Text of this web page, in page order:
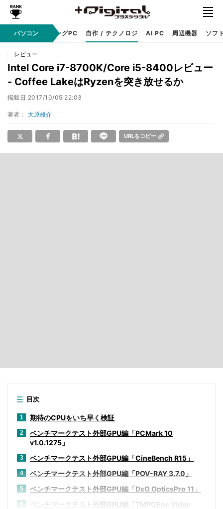
パソコン
PC本体 ゲーミングPC 自作 / テクノロジ AI PC 周辺機器 ソフ
レビュー
Intel Core i7-8700K/Core i5-8400レビュー
- Coffee LakeはRyzenを突き放せるか
掲載日 2017/10/05 22:03
著者： 大原雄介
URLをコピー
目次
1 期待のCPUをいち早く検証
2
ベンチマークテスト外部GPU編「PCMark 10
v1.0.1275」
3 ベンチマークテスト外部GPU編「CineBench R15」
4 ベンチマークテスト外部GPU編「POV-RAY 3.7.0」
5 ベンチマークテスト外部GPU編「DxO OpticsPro 11」
6
ベンチマークテスト外部GPU編「TMPGEnc Video